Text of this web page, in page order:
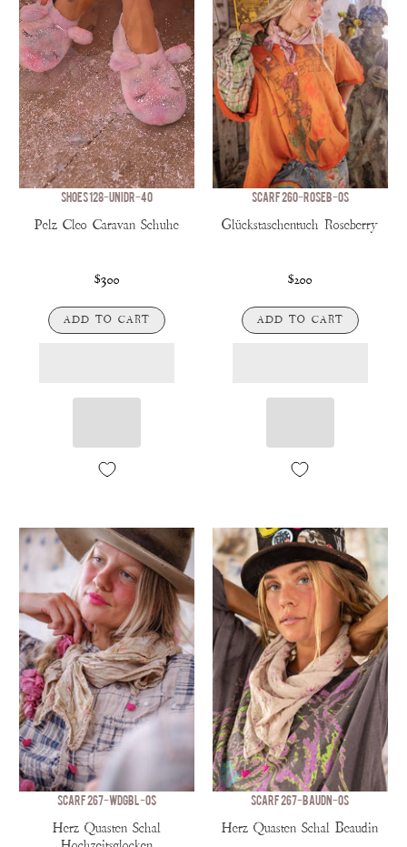
SHOES 128-UNIDR-40
Pelz Cleo Caravan Schuhe
$300
ADD TO CART
SCARF 260-ROSEB-OS
Glückstaschentuch Roseberry
$200
ADD TO CART
SCARF 267-WDGBL-OS
Herz Quasten Schal
SCARF 267-BAUDN-OS
Herz Quasten Schal Beaudin